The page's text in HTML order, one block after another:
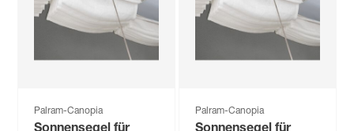
Palram-Canopia Palram-Canopia